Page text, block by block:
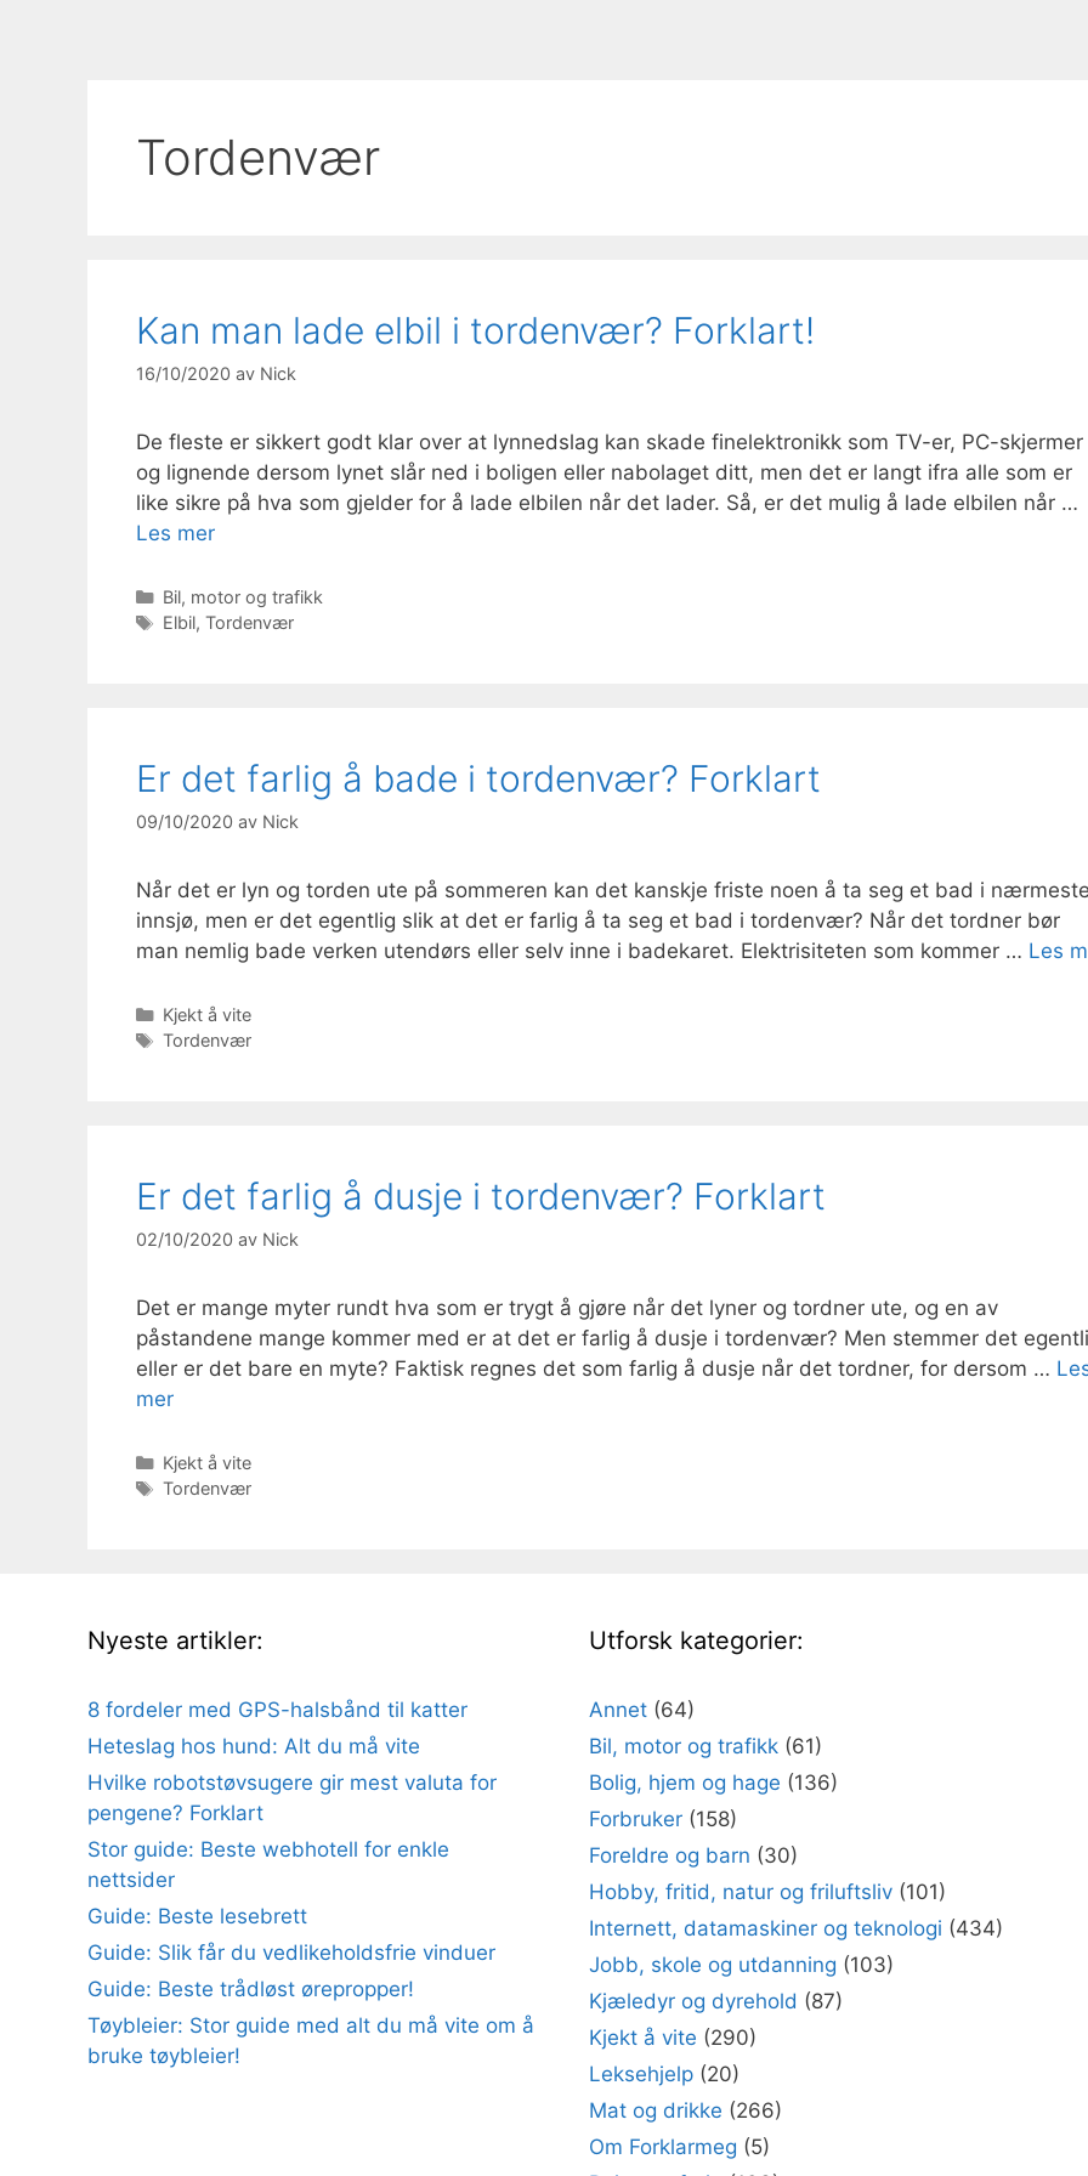
Tordenvær
Kan man lade elbil i tordenvær? Forklart!
16/10/2020 av Nick
De fleste er sikkert godt klar over at lynnedslag kan skade finelektronikk som TV-er, PC-skjermer
og lignende dersom lynet slår ned i boligen eller nabolaget ditt, men det er langt ifra alle som er
like sikre på hva som gjelder for å lade elbilen når det lader. Så, er det mulig å lade elbilen når …
Les mer
Kategorier
Bil, motor og trafikk
Stikkord
Elbil, Tordenvær
Er det farlig å bade i tordenvær? Forklart
09/10/2020 av Nick
Når det er lyn og torden ute på sommeren kan det kanskje friste noen å ta seg et bad i
innsjø, men er det egentlig slik at det er farlig å ta seg et bad i tordenvær? Når det tordner bør
man nemlig bade verken utendørs eller selv inne i badekaret. Elektrisiteten som kommer … Les
Kategorier
Kjekt å vite
Stikkord
Tordenvær
Er det farlig å dusje i tordenvær? Forklart
02/10/2020 av Nick
Det er mange myter rundt hva som er trygt å gjøre når det lyner og tordner ute, og en av
påstandene mange kommer med er at det er farlig å dusje i tordenvær? Men stemmer det
eller er det bare en myte? Faktisk regnes det som farlig å dusje når det tordner, for dersom …
mer
Kategorier
Kjekt å vite
Stikkord
Tordenvær
Nyeste artikler:
8 fordeler med GPS-halsbånd til katter
Heteslag hos hund: Alt du må vite
Hvilke robotstøvsugere gir mest valuta for
pengene? Forklart
Stor guide: Beste webhotell for enkle
nettsider
Guide: Beste lesebrett
Guide: Slik får du vedlikeholdsfrie vinduer
Guide: Beste trådløst ørepropper!
Tøybleier: Stor guide med alt du må vite om å
bruke tøybleier!
Utforsk kategorier:
Annet (64)
Bil, motor og trafikk (61)
Bolig, hjem og hage (136)
Forbruker (158)
Foreldre og barn (30)
Hobby, fritid, natur og friluftsliv (101)
Internett, datamaskiner og teknologi (434)
Jobb, skole og utdanning (103)
Kjæledyr og dyrehold (87)
Kjekt å vite (290)
Leksehjelp (20)
Mat og drikke (266)
Om Forklarmeg (5)